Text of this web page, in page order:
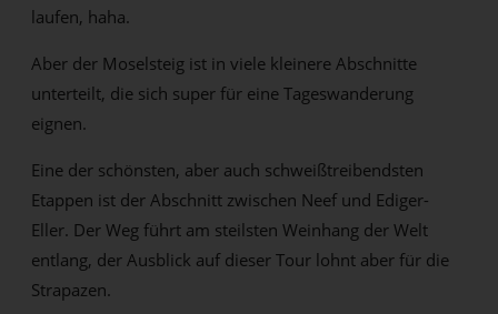
laufen, haha.
Aber der Moselsteig ist in viele kleinere Abschnitte
unterteilt, die sich super für eine Tageswanderung
eignen.
Eine der schönsten, aber auch schweißtreibendsten
Etappen ist der Abschnitt zwischen Neef und Ediger-
Eller. Der Weg führt am steilsten Weinhang der Welt
entlang, der Ausblick auf dieser Tour lohnt aber für die
Strapazen.